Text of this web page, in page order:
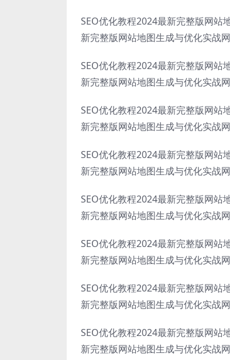
SEO优化教程2024最新完整版网站
新完整版网站地图生成与优化实战
SEO优化教程2024最新完整版网站
新完整版网站地图生成与优化实战
SEO优化教程2024最新完整版网站
新完整版网站地图生成与优化实战
SEO优化教程2024最新完整版网站
新完整版网站地图生成与优化实战
SEO优化教程2024最新完整版网站
新完整版网站地图生成与优化实战
SEO优化教程2024最新完整版网站
新完整版网站地图生成与优化实战
SEO优化教程2024最新完整版网站
新完整版网站地图生成与优化实战
SEO优化教程2024最新完整版网站
新完整版网站地图生成与优化实战